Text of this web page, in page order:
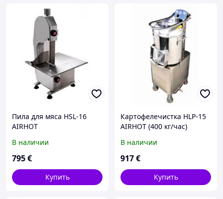
Пила для мяса HSL-16
AIRHOT
В наличии
795€
Купить
Картофелечистка HLP-15
AIRHOT (400 кг/час)
В наличии
917€
Купить